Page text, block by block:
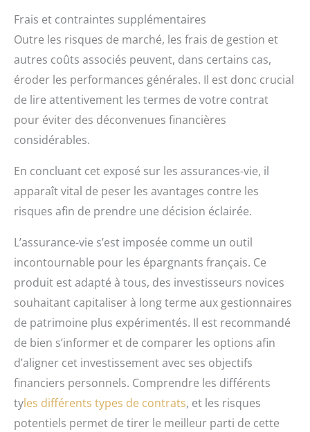
Frais et contraintes supplémentaires
Outre les risques de marché, les frais de gestion et
autres coûts associés peuvent, dans certains cas,
éroder les performances générales. Il est donc crucial
de lire attentivement les termes de votre contrat
pour éviter des déconvenues financières
considérables.
En concluant cet exposé sur les assurances-vie, il
apparaît vital de peser les avantages contre les
risques afin de prendre une décision éclairée.
L’assurance-vie s’est imposée comme un outil
incontournable pour les épargnants français. Ce
produit est adapté à tous, des investisseurs novices
souhaitant capitaliser à long terme aux gestionnaires
de patrimoine plus expérimentés. Il est recommandé
de bien s’informer et de comparer les options afin
d’aligner cet investissement avec ses objectifs
financiers personnels. Comprendre les différents
tyles différents types de contrats, et les risques
potentiels permet de tirer le meilleur parti de cette